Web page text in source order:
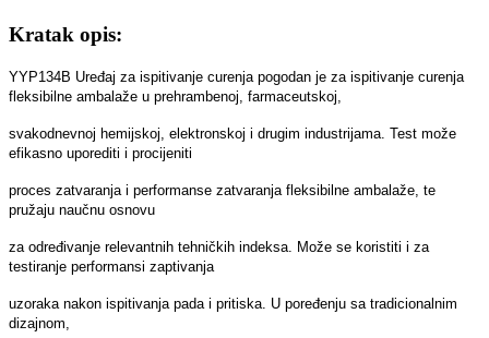
Kratak opis:
YYP134B Uređaj za ispitivanje curenja pogodan je za ispitivanje curenja
fleksibilne ambalaže u prehrambenoj, farmaceutskoj,
svakodnevnoj hemijskoj, elektronskoj i drugim industrijama. Test može
efikasno uporediti i procijeniti
proces zatvaranja i performanse zatvaranja fleksibilne ambalaže, te
pružaju naučnu osnovu
za određivanje relevantnih tehničkih indeksa. Može se koristiti i za
testiranje performansi zaptivanja
uzoraka nakon ispitivanja pada i pritiska. U poređenju sa tradicionalnim
dizajnom,